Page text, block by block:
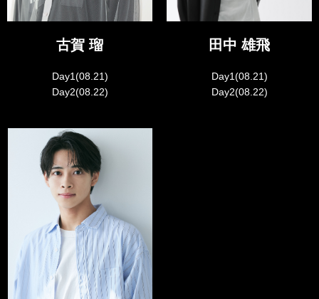
古賀 瑠
Day1(08.21)
Day2(08.22)
田中 雄飛
Day1(08.21)
Day2(08.22)